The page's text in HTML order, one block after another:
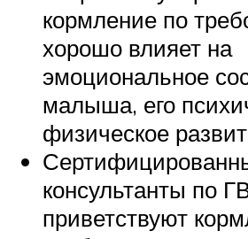
кормление по
хорошо влияет на
эмоциональное
малыша, его
физическое
консультанты по
приветствуют